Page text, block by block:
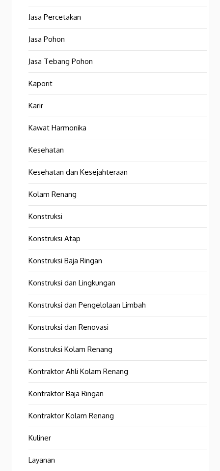
Jasa Percetakan
Jasa Pohon
Jasa Tebang Pohon
Kaporit
Karir
Kawat Harmonika
Kesehatan
Kesehatan dan Kesejahteraan
Kolam Renang
Konstruksi
Konstruksi Atap
Konstruksi Baja Ringan
Konstruksi dan Lingkungan
Konstruksi dan Pengelolaan Limbah
Konstruksi dan Renovasi
Konstruksi Kolam Renang
Kontraktor Ahli Kolam Renang
Kontraktor Baja Ringan
Kontraktor Kolam Renang
Kuliner
Layanan